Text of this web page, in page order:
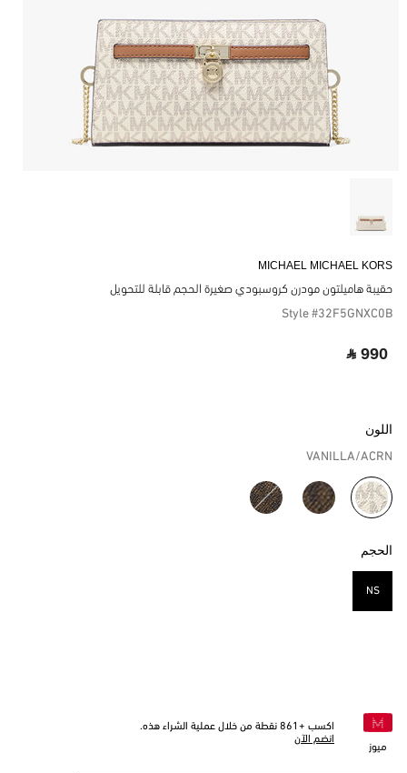
MICHAEL MICHAEL KORS
حقيبة هاميلتون مودرن كروسبودي صغيرة الحجم قابلة للتحويل
Style #32F5GNXC0B
‎ ⃁ 990 ‎
اللون
VANILLA/ACRN
مختار
الحجم
NS
ميوز
اكسب + 861 نقطة من خلال عملية الشراء هذه.
انضم الآن